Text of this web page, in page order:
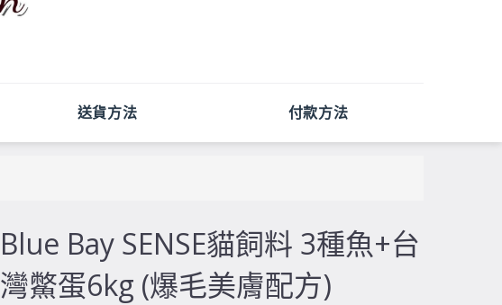
送貨方法 付款方法
Blue Bay SENSE貓飼料 3種魚+台
灣鱉蛋6kg (爆毛美膚配方)